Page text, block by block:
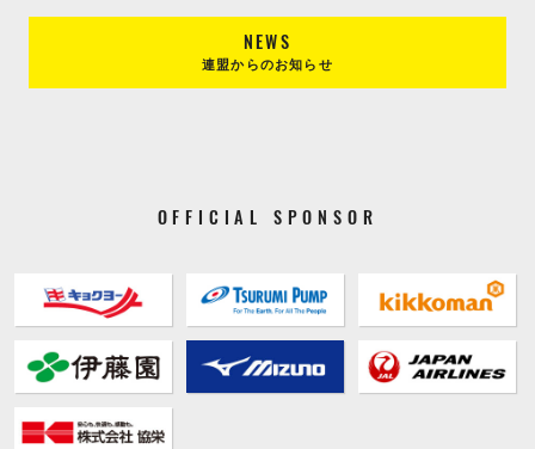
NEWS
連盟からのお知らせ
OFFICIAL SPONSOR